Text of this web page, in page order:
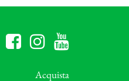
Acquista